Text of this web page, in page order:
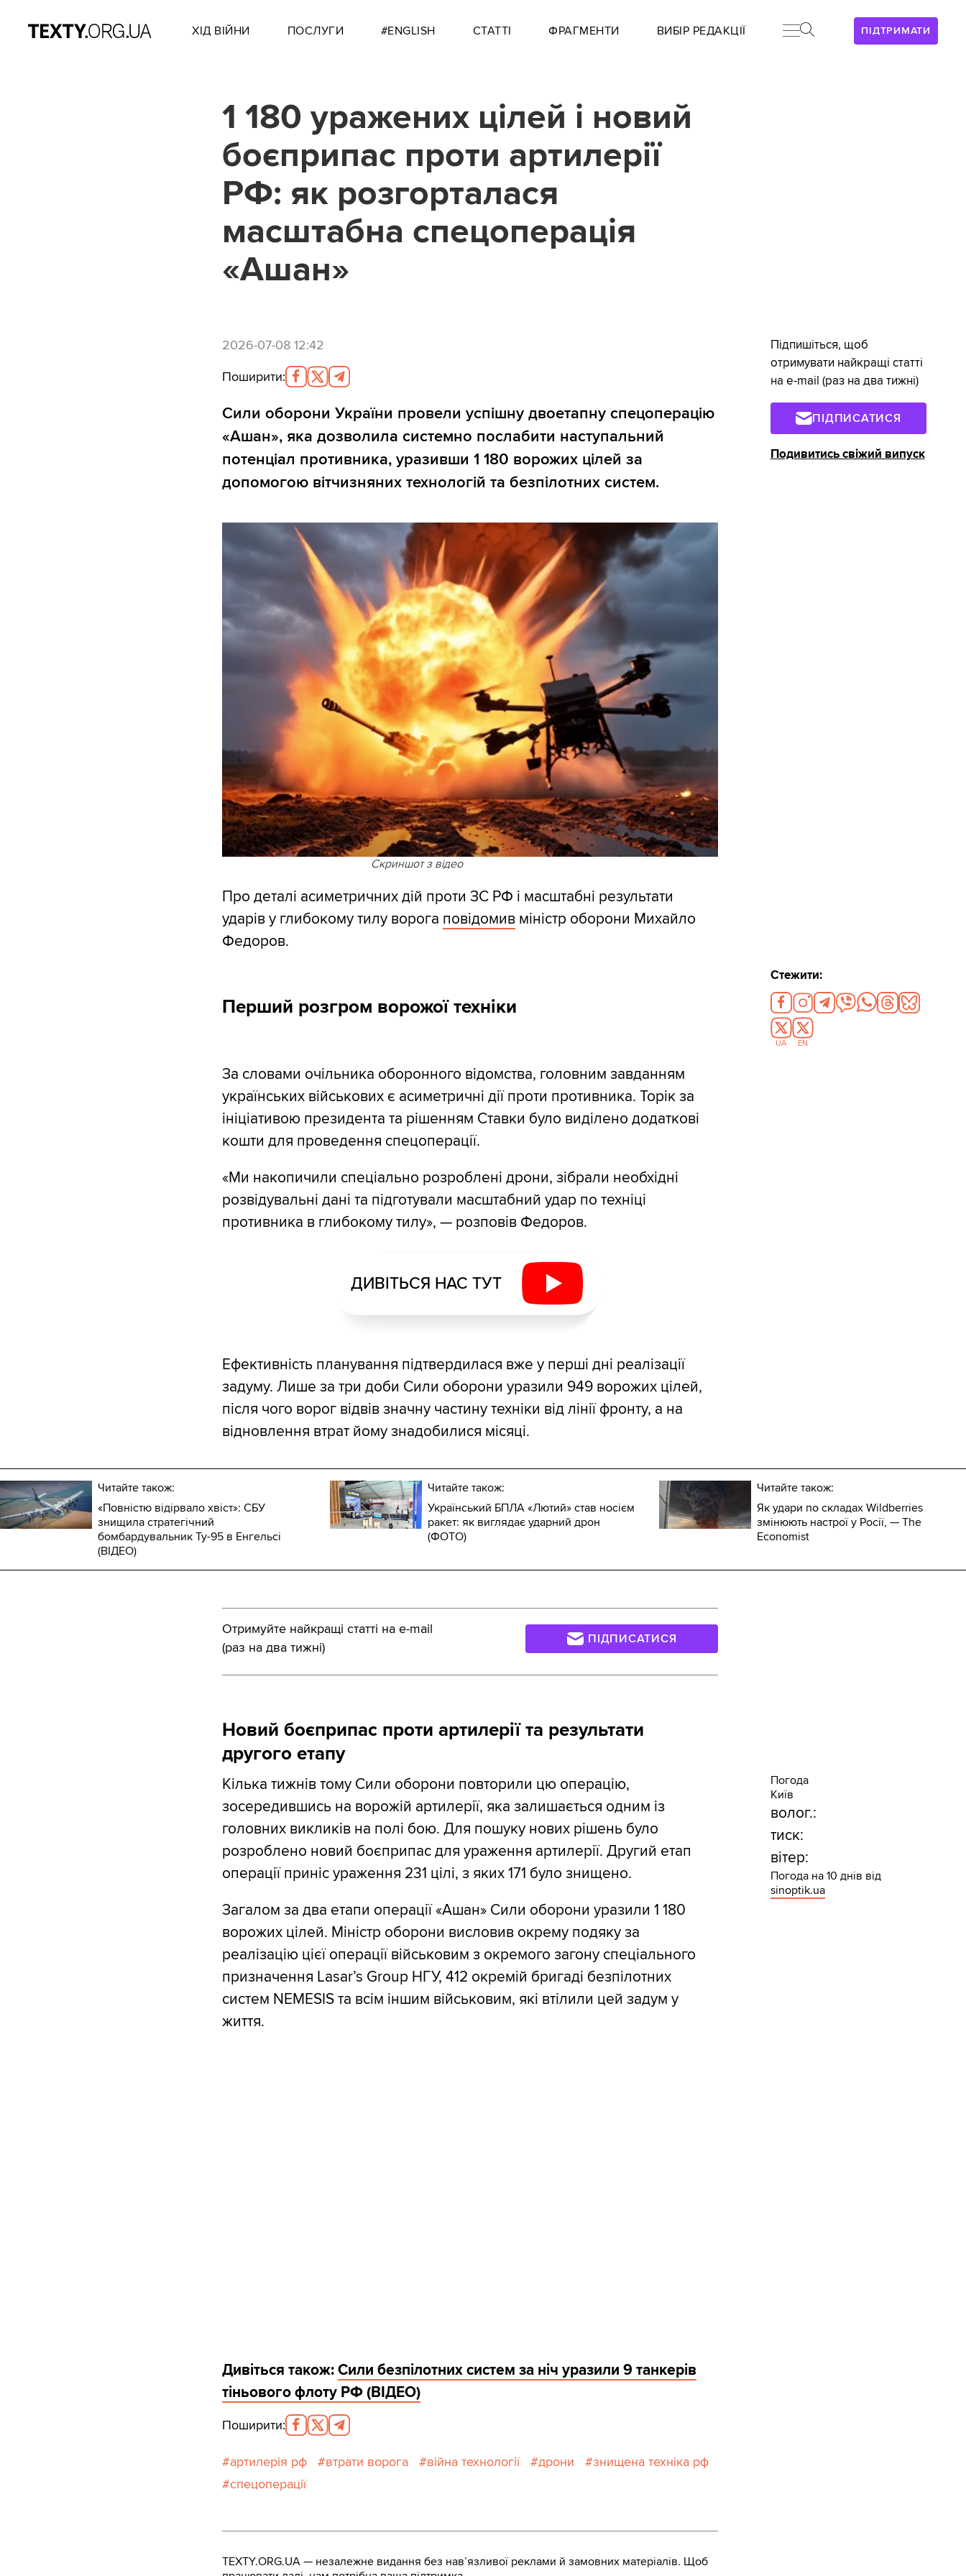
ПІДТРИМАТИ
ХІД ВІЙНИ ПОСЛУГИ #ENGLISH СТАТТІ ФРАГМЕНТИ ВИБІР РЕДАКЦІЇ
1 180 уражених цілей і новий
боєприпас проти артилерії
РФ: як розгорталася
масштабна спецоперація
«Ашан»
2026-07-08 12:42
Поширити:
Сили оборони України провели успішну двоетапну спецоперацію
«Ашан», яка дозволила системно послабити наступальний
потенціал противника, уразивши 1 180 ворожих цілей за
допомогою вітчизняних технологій та безпілотних систем.
Скриншот з відео
Про деталі асиметричних дій проти ЗС РФ і масштабні результати
ударів у глибокому тилу ворога повідомивміністр оборони Михайло
Федоров.
Перший розгром ворожої техніки
За словами очільника оборонного відомства, головним завданням
українських військових є асиметричні дії проти противника. Торік за
ініціативою президента та рішенням Ставки було виділено додаткові
кошти для проведення спецоперації.
«Ми накопичили спеціально розроблені дрони, зібрали необхідні
розвідувальні дані та підготували масштабний удар по техніці
противника в глибокому тилу», — розповів Федоров.
ДИВІТЬСЯ НАС ТУТ
Ефективність планування підтвердилася вже у перші дні реалізації
задуму. Лише за три доби Сили оборони уразили 949 ворожих цілей,
після чого ворог відвів значну частину техніки від лінії фронту, а на
відновлення втрат йому знадобилися місяці.
Читайте також:
«Повністю відірвало хвіст»: СБУ
знищила стратегічний
бомбардувальник Ту-95 в Енгельсі
(ВІДЕО)
Читайте також:
Український БПЛА «Лютий» став носієм
ракет: як виглядає ударний дрон
(ФОТО)
Читайте також:
Як удари по складах Wildberries
змінюють настрої у Росії, — The
Economist
Отримуйте найкращі статті на e-mail
(раз на два тижні)
ПІДПИСАТИСЯ
Новий боєприпас проти артилерії та результати
другого етапу
Кілька тижнів тому Сили оборони повторили цю операцію,
зосередившись на ворожій артилерії, яка залишається одним із
головних викликів на полі бою. Для пошуку нових рішень було
розроблено новий боєприпас для ураження артилерії. Другий етап
операції приніс ураження 231 цілі, з яких 171 було знищено.
Загалом за два етапи операції «Ашан» Сили оборони уразили 1 180
ворожих цілей. Міністр оборони висловив окрему подяку за
реалізацію цієї операції військовим з окремого загону спеціального
призначення Lasarʼs Group НГУ, 412 окремій бригаді безпілотних
систем NEMESIS та всім іншим військовим, які втілили цей задум у
життя.
Дивіться також: Сили безпілотних систем за ніч уразили 9 танкерів
тіньового флоту РФ (ВІДЕО)
Поширити:
артилерія рф втрати ворога війна технології дрони
знищена техніка рф
спецоперації
Підпишіться, щоб
отримувати найкращі статті
на e-mail (раз на два тижні)
ПІДПИСАТИСЯ
Подивитись свіжий випуск
Стежити:
UA EN
Погода
Київ
волог.:
тиск:
вітер:
Погода на 10 днів від
sinoptik.ua
TEXTY.ORG.UA — незалежне видання без навʼязливої реклами й замовних матеріалів. Щоб